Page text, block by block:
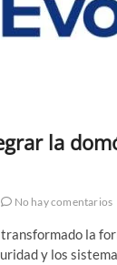
la
No hay comentarios
la
y los